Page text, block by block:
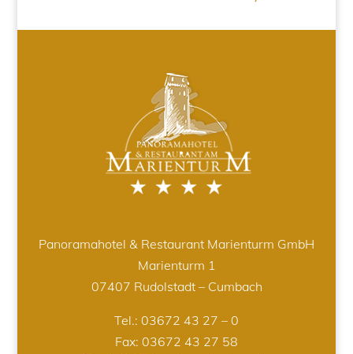
Panoramahotel & Restaurant Marienturm GmbH
Marienturm 1
07407 Rudolstadt – Cumbach
Tel.: 03672 43 27 – 0
Fax: 03672 43 27 58